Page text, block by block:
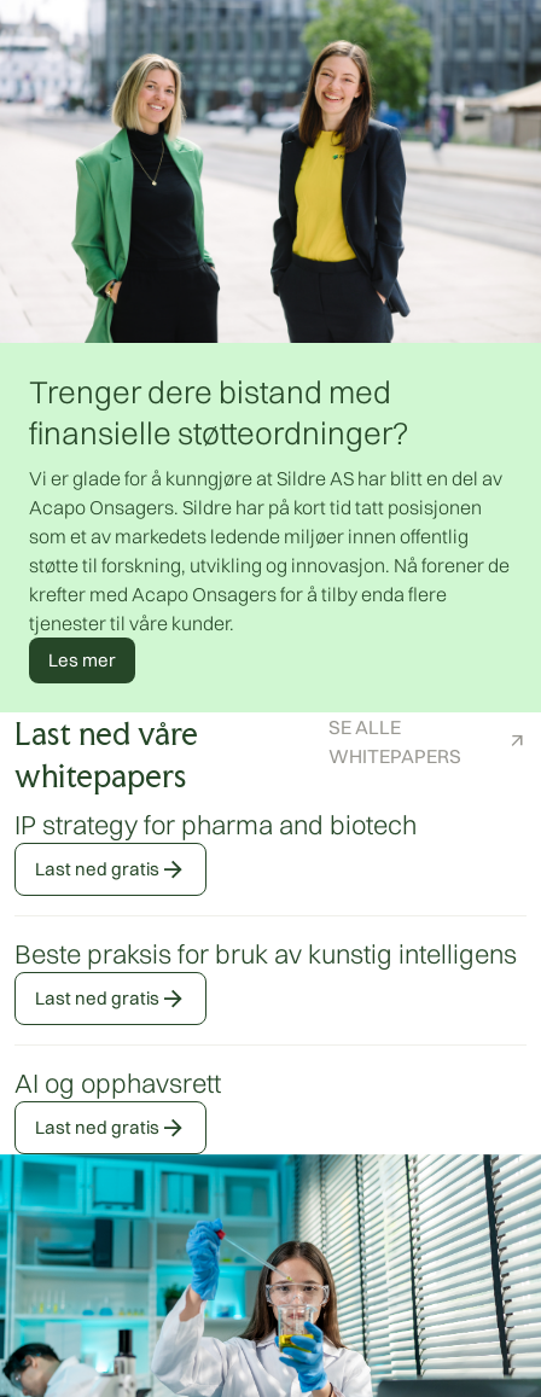
Trenger dere bistand med
finansielle støtteordninger?
Vi er glade for å kunngjøre at Sildre AS har blitt en del av
Acapo Onsagers. Sildre har på kort tid tatt posisjonen
som et av markedets ledende miljøer innen offentlig
støtte til forskning, utvikling og innovasjon. Nå forener de
krefter med Acapo Onsagers for å tilby enda flere
tjenester til våre kunder.
Les mer
Last ned våre
whitepapers
SE ALLE
WHITEPAPERS
IP strategy for pharma and biotech
Last ned gratis arrow_forward
Beste praksis for bruk av kunstig intelligens
Last ned gratis arrow_forward
AI og opphavsrett
Last ned gratis arrow_forward